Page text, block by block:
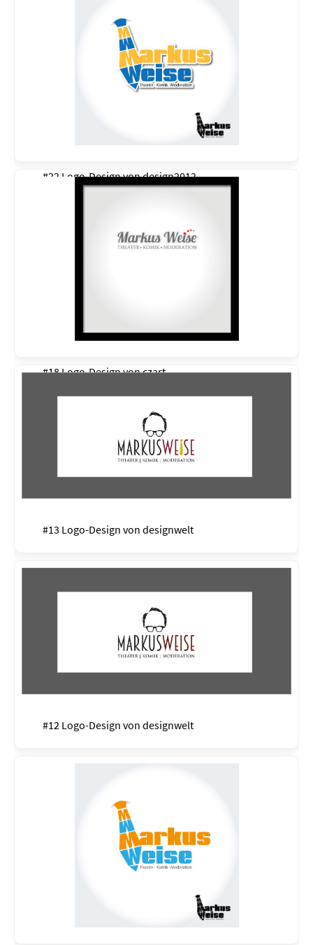
#22 Logo-Design vondesign2012
#18 Logo-Design vonczart
#13 Logo-Design von designwelt
#12 Logo-Design von designwelt